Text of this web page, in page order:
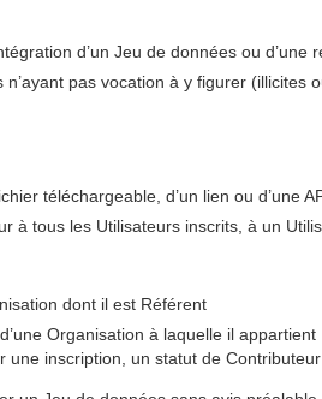
d’un Jeu de données ou d’une
pas vocation à y figurer (illicites
téléchargeable, d’un lien ou d’une
à tous les Utilisateurs inscrits, à un
dont il est Référent
Organisation à laquelle il appartient
inscription, un statut de